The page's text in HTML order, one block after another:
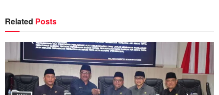
Related Posts